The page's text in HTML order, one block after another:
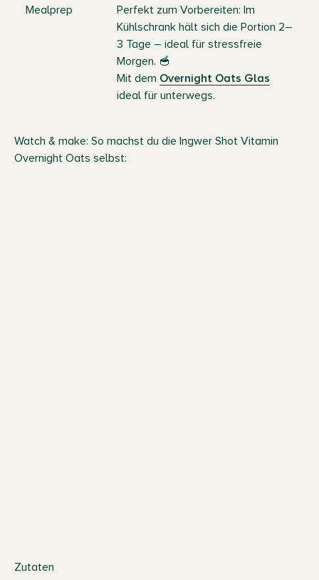
Mealprep
Perfekt zum Vorbereiten: Im
Kühlschrank hält sich die Portion 2–
3 Tage – ideal für stressfreie
Morgen. 🥣
Mit dem Overnight Oats Glas
ideal für unterwegs.
Watch & make: So machst du die Ingwer Shot Vitamin
Overnight Oats selbst:
Zutaten